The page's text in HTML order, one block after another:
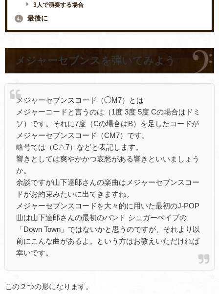
3人で演奏する場合
4. 最後に
メジャーセブンスを弾いてみよう
メジャーセブンスコード（◯M7）とは
メジャーコードと言うのは（1度 3度 5度 Cの場合はドミ
ソ）です。それに7度（Cの場合はB）を足したコードが
メジャーセブンスコード（CM7）です。
略号では（C△7）などと表記します。
響きとしては爽やかかつ哀愁がある響きといいましょう
か。
余談ですが山下達郎さんの楽曲はメジャーセブンスコー
ドがお約束みたいに出てきますね。
メジャーセブンスコードを大々的に用いた最初のJ-POP
曲は山下達郎さんの最初のバンド シュガーベイブの
「Down Town」ではないかと思うのですが、それより以
前にこんな曲があるよ。という方はお教えいただければ
幸いです。
この２つの形になります。